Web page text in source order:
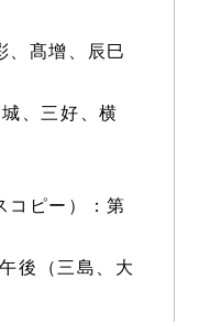
、髙增、辰巳
、三好、横
コピー）：第
後（三島、大